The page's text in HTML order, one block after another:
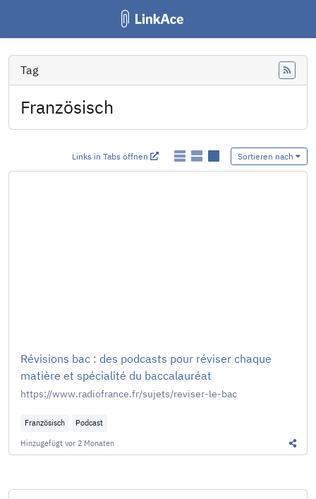
Tag
Französisch
Links in Tabs öffnen Sortieren nach
Révisions bac : des podcasts pour réviser chaque
matière et spécialité du baccalauréat
https://www.radiofrance.fr/sujets/reviser-le-bac
Französisch
Podcast
Hinzugefügt vor 2 Monaten